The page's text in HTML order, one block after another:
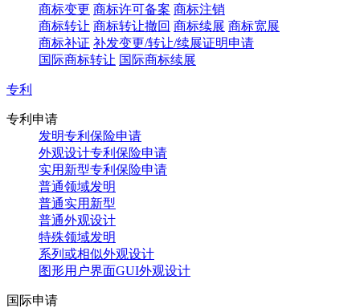
商标变更 商标许可备案 商标注销
商标转让 商标转让撤回 商标续展 商标宽展
商标补证 补发变更/转让/续展证明申请
国际商标转让 国际商标续展
专利
专利申请
发明专利保险申请
外观设计专利保险申请
实用新型专利保险申请
普通领域发明
普通实用新型
普通外观设计
特殊领域发明
系列或相似外观设计
图形用户界面GUI外观设计
国际申请